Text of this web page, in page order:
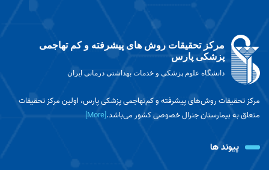
مرکز تحقیقات روش های پیشرفته و کم تهاجمی
پزشکی پارس
دانشگاه علوم پزشکی و خدمات بهداشتی درمانی ایران
مرکز تحقیقات روش‌های پیشرفته و کم‌تهاجمی پزشکی پارس، اولین مرکز تحقیقات
متعلق به بیمارستان جنرال خصوصی کشور می‌باشد.[More]
پیوند ها